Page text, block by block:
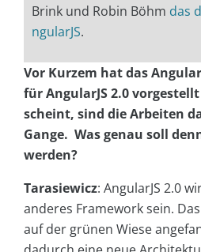
Brink und Robin Böhm das
ngularJS.
Vor Kurzem hat das
für AngularJS 2.0
scheint, sind die Arbeiten
Gange. Was genau soll
werden?
Tarasiewicz: AngularJS 2.0
anderes Framework sein.
auf der grünen Wiese